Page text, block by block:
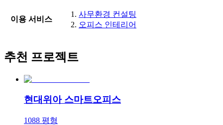
이용 서비스
사무환경 컨설팅
오피스 인테리어
추천 프로젝트
현대위아 스마트오피스
1088 평형